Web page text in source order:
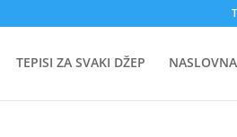
TEPISI ZA SVAKI DŽEP NASLOVNA